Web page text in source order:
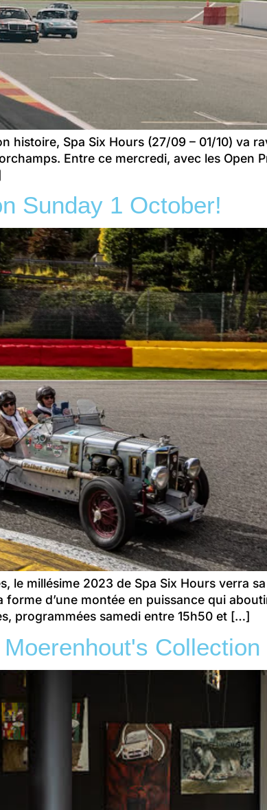
histoire, Spa Six Hours (27/09 – 01/10) va
Entre ce mercredi, avec les Open
Sunday 1 October!
le millésime 2023 de Spa Six Hours verra
d’une montée en puissance qui
programmées samedi entre 15h50 et […]